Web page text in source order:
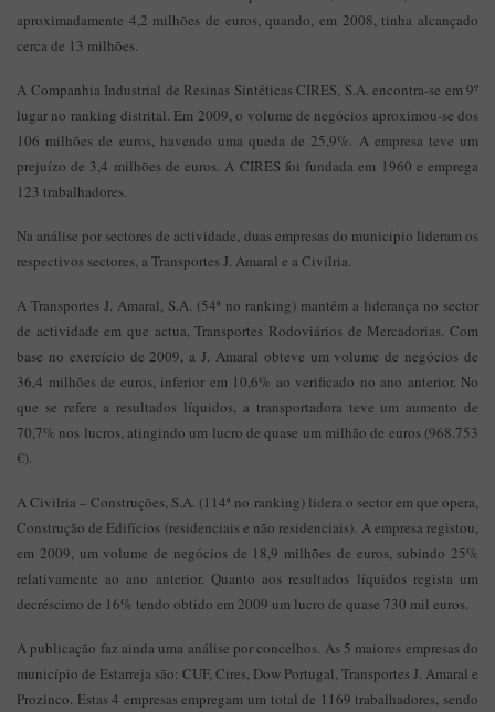
aproximadamente 4,2 milhões de euros, quando, em 2008, tinha alcançado
cerca de 13 milhões.
A Companhia Industrial de Resinas Sintéticas CIRES, S.A. encontra-se em 9º
lugar no ranking distrital. Em 2009, o volume de negócios aproximou-se dos
106 milhões de euros, havendo uma queda de 25,9%. A empresa teve um
prejuízo de 3,4 milhões de euros. A CIRES foi fundada em 1960 e emprega
123 trabalhadores.
Na análise por sectores de actividade, duas empresas do município lideram os
respectivos sectores, a Transportes J. Amaral e a Civilria.
A Transportes J. Amaral, S.A. (54ª no ranking) mantém a liderança no sector
de actividade em que actua, Transportes Rodoviários de Mercadorias. Com
base no exercício de 2009, a J. Amaral obteve um volume de negócios de
36,4 milhões de euros, inferior em 10,6% ao verificado no ano anterior. No
que se refere a resultados líquidos, a transportadora teve um aumento de
70,7% nos lucros, atingindo um lucro de quase um milhão de euros (968.753
€).
A Civilria – Construções, S.A. (114ª no ranking) lidera o sector em que opera,
Construção de Edifícios (residenciais e não residenciais). A empresa registou,
em 2009, um volume de negócios de 18,9 milhões de euros, subindo 25%
relativamente ao ano anterior. Quanto aos resultados líquidos regista um
decréscimo de 16% tendo obtido em 2009 um lucro de quase 730 mil euros.
A publicação faz ainda uma análise por concelhos. As 5 maiores empresas do
município de Estarreja são: CUF, Cires, Dow Portugal, Transportes J. Amaral e
Prozinco. Estas 4 empresas empregam um total de 1169 trabalhadores, sendo